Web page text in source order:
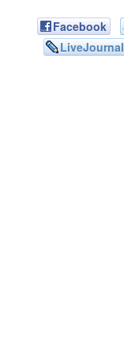
Facebook
LiveJournal